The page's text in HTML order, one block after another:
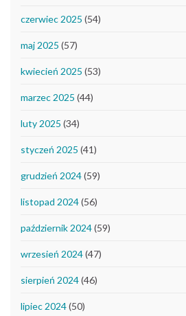
czerwiec 2025 (54)
maj 2025 (57)
kwiecień 2025 (53)
marzec 2025 (44)
luty 2025 (34)
styczeń 2025 (41)
grudzień 2024(59)
listopad 2024(56)
październik 2024(59)
wrzesień 2024(47)
sierpień 2024(46)
lipiec 2024(50)